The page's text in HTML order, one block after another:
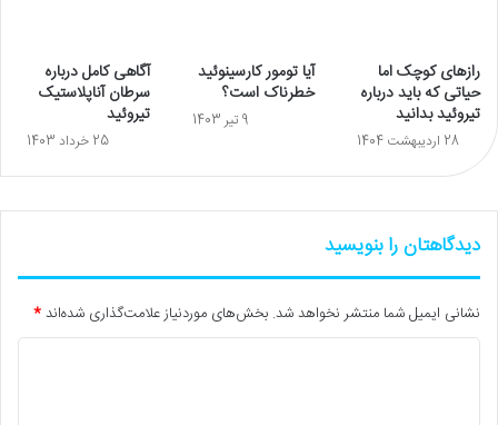
رازهای کوچک اما
حیاتی که باید درباره
تیروئید بدانید
28 اردیبهشت 1404
آیا تومور کارسینوئید
خطرناک است؟
9 تیر 1403
آگاهی‌ کامل درباره
سرطان آناپلاستیک
تیروئید
25 خرداد 1403
دیدگاهتان را بنویسید
نشانی ایمیل شما منتشر نخواهد شد. بخش‌های موردنیاز علامت‌گذاری شده‌اند*